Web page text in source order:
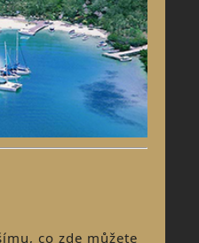
co zde můžete